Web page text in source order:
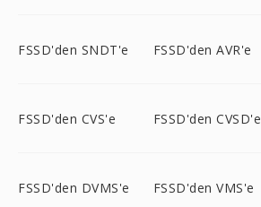
FSSD'den SNDT'e FSSD'den AVR'e
FSSD'den CVS'e FSSD'den CVSD'e
FSSD'den DVMS'e FSSD'den VMS'e